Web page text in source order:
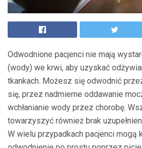
Odwodnione pacjenci nie mają
(wody) we krwi, aby uzyskać
tkankach. Możesz się odwodnić
się, przez nadmierne oddawanie
wchłanianie wody przez chorobę.
towarzyszyć również brak
W wielu przypadkach pacjenci mogą